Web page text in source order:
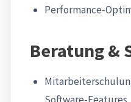
Performance-
Beratung &